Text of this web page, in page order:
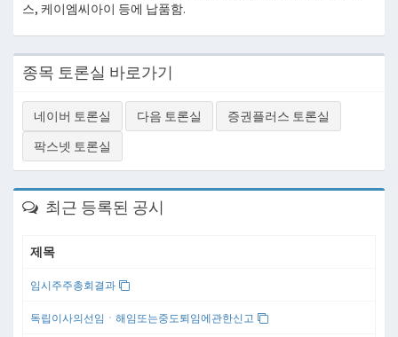
스, 케이엠씨아이 등에 납품함.
종목 토론실 바로가기
네이버 토론실 다음 토론실
증권플러스 토론실
팍스넷 토론실
최근 등록된 공시
제목
임시주주총회결과
독립이사의선임ㆍ해임또는중도퇴임에관한신고